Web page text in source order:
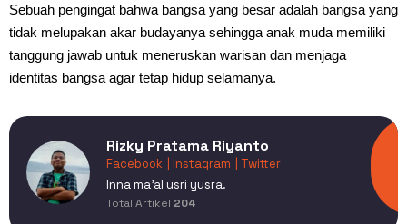
Sebuah pengingat bahwa bangsa yang besar adalah bangsa yang
tidak melupakan akar budayanya sehingga anak muda memiliki
tanggung jawab untuk meneruskan warisan dan menjaga
identitas bangsa agar tetap hidup selamanya.
Rizky Pratama Riyanto
Facebook | Instagram
| Twitter
Inna ma'al usri yusra.
Total Artikel 204